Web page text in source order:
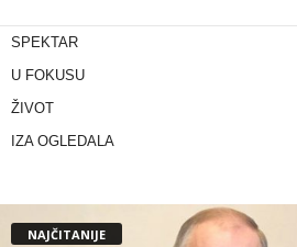
SPEKTAR
U FOKUSU
ŽIVOT
IZA OGLEDALA
NAJČITANIJE